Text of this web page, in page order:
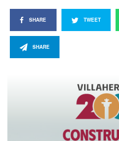
SHARE TWEET
SHARE